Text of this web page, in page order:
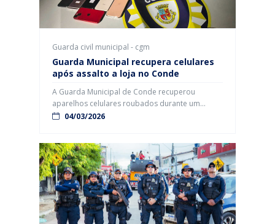
Guarda civil municipal - cgm
Guarda Municipal recupera celulares
após assalto a loja no Conde
A Guarda Municipal de Conde recuperou
aparelhos celulares roubados durante um
assalto a uma loja da cidade, ocorrido na tarde
dois homens invadiram o estabelecimento e
renderam os funcionários. Imagens de câmeras
de segurança registraram o momento em que a
[…]
04/03/2026